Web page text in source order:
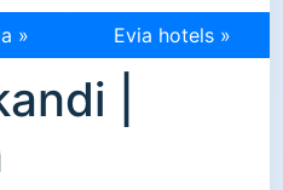
» Evia hotels »
|